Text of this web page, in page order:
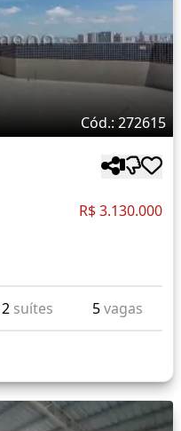
Cód.: 272615
R$ 3.130.000
2 suítes 5vagas